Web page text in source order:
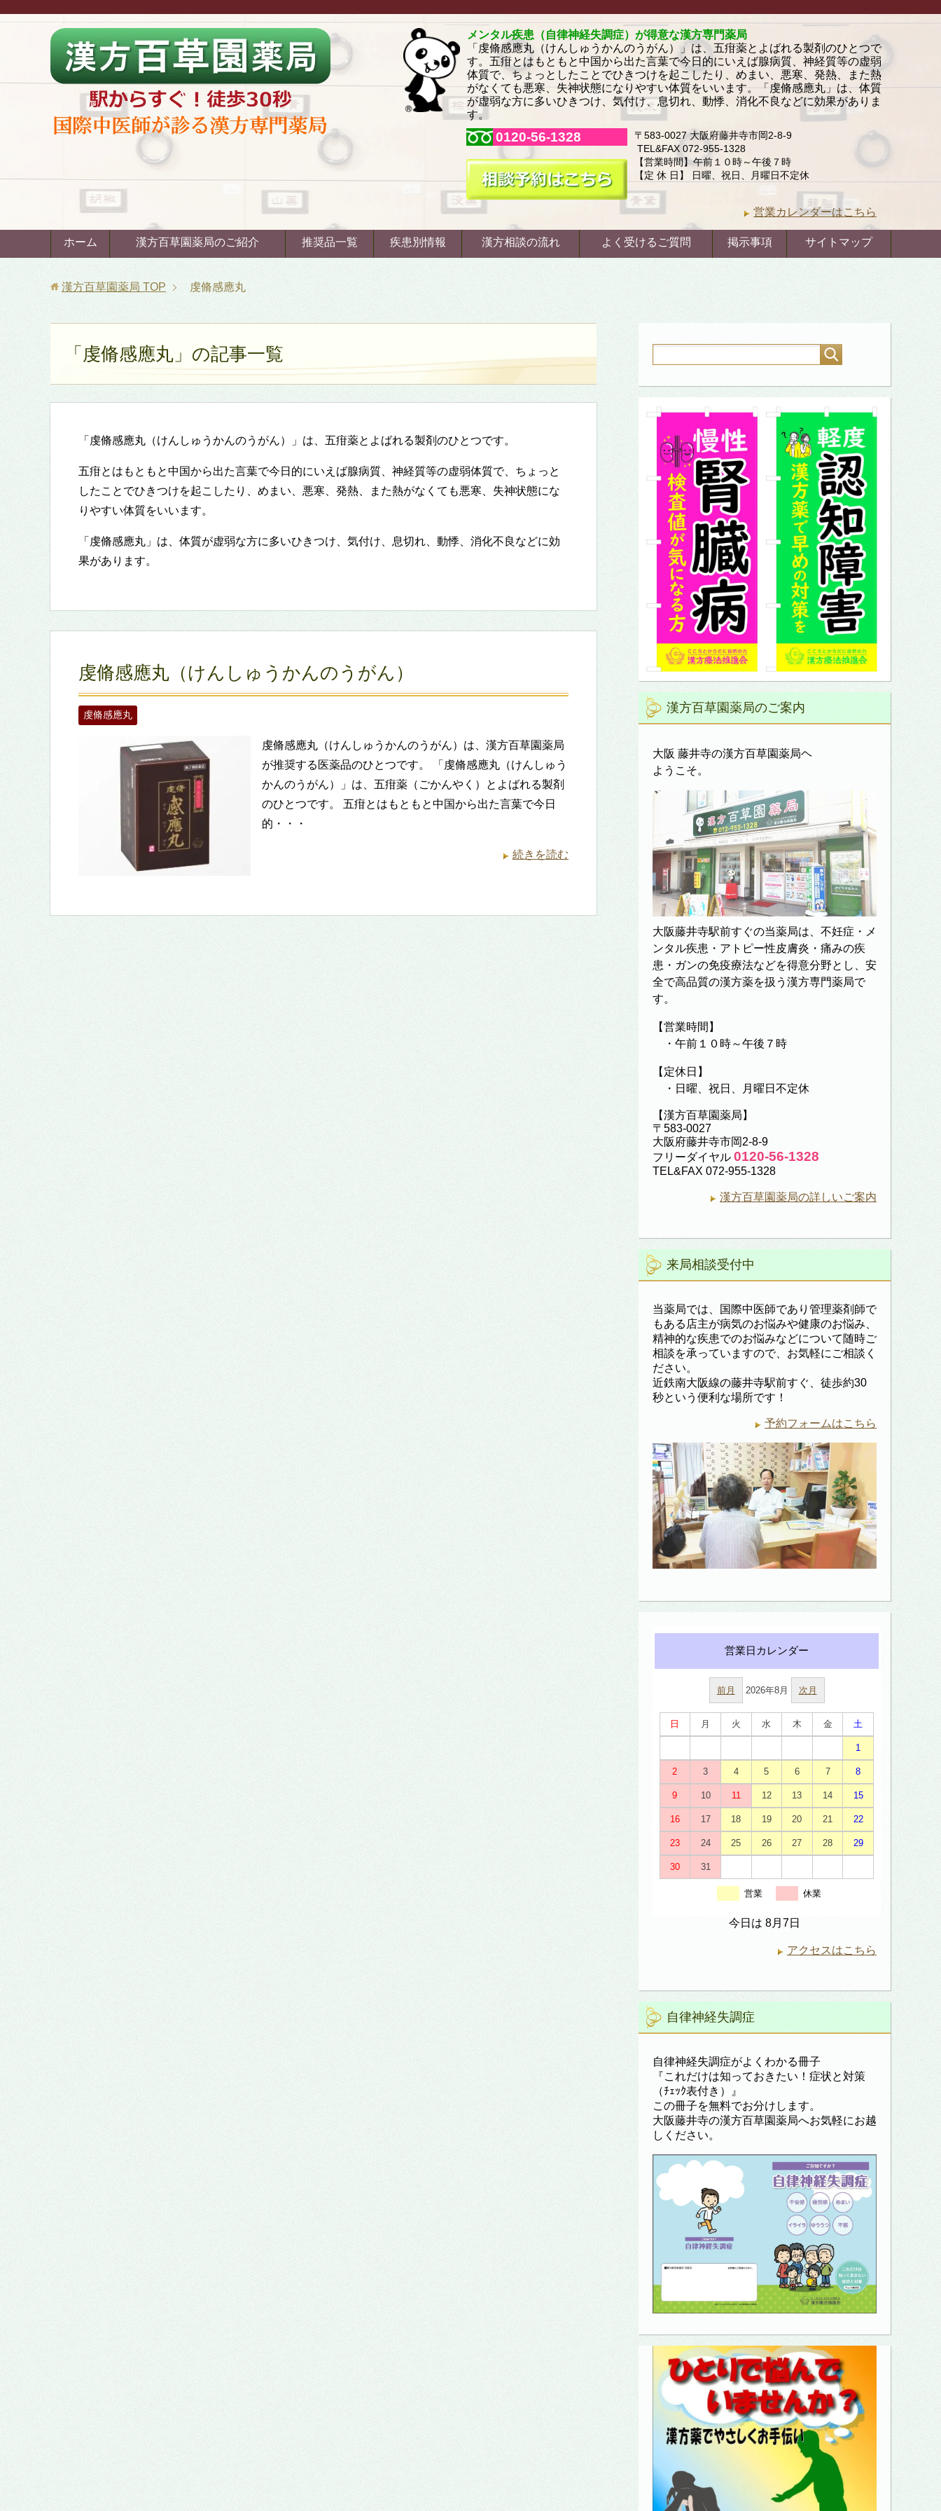
メンタル疾患（自律神経失調症）が得意な漢方専門薬局
「虔脩感應丸（けんしゅうかんのうがん）」は、五疳薬とよばれる製剤のひとつで
す。五疳とはもともと中国から出た言葉で今日的にいえば腺病質、神経質等の虚弱
体質で、ちょっとしたことでひきつけを起こしたり、めまい、悪寒、発熱、また熱
がなくても悪寒、失神状態になりやすい体質をいいます。「虔脩感應丸」は、体質
が虚弱な方に多いひきつけ、気付け、息切れ、動悸、消化不良などに効果がありま
す。
0120-56-1328
〒583-0027 大阪府藤井寺市岡2-8-9
TEL&FAX 072-955-1328
【営業時間】午前１０時～午後７時
【定 休 日】 日曜、祝日、月曜日不定休
営業カレンダーはこちら
ホーム 漢方百草園薬局のご紹介 推奨品一覧 疾患別情報 漢方相談の流れ よく受けるご質問 掲示事項 サイトマップ
漢方百草園薬局 TOP 虔脩感應丸
「虔脩感應丸」の記事一覧
「虔脩感應丸（けんしゅうかんのうがん）」は、五疳薬とよばれる製剤のひとつです。
五疳とはもともと中国から出た言葉で今日的にいえば腺病質、神経質等の虚弱体質で、ちょっと
したことでひきつけを起こしたり、めまい、悪寒、発熱、また熱がなくても悪寒、失神状態にな
りやすい体質をいいます。
「虔脩感應丸」は、体質が虚弱な方に多いひきつけ、気付け、息切れ、動悸、消化不良などに効
果があります。
虔脩感應丸（けんしゅうかんのうがん）
虔脩感應丸
虔脩感應丸（けんしゅうかんのうがん）は、漢方百草園薬局
が推奨する医薬品のひとつです。 「虔脩感應丸（けんしゅう
かんのうがん）」は、五疳薬（ごかんやく）とよばれる製剤
のひとつです。 五疳とはもともと中国から出た言葉で今日
的・・・
続きを読む
漢方百草園薬局のご案内
大阪 藤井寺の漢方百草園薬局ヘ
ようこそ。
大阪藤井寺駅前すぐの当薬局は、不妊症・メ
ンタル疾患・アトピー性皮膚炎・痛みの疾
患・ガンの免疫療法などを得意分野とし、安
全で高品質の漢方薬を扱う漢方専門薬局で
す。
【営業時間】
・午前１０時～午後７時
【定休日】
・日曜、祝日、月曜日不定休
【漢方百草園薬局】
〒583-0027
大阪府藤井寺市岡2-8-9
フリーダイヤル 0120-56-1328
TEL&FAX 072-955-1328
漢方百草園薬局の詳しいご案内
来局相談受付中
当薬局では、国際中医師であり管理薬剤師で
もある店主が病気のお悩みや健康のお悩み、
精神的な疾患でのお悩みなどについて随時ご
相談を承っていますので、お気軽にご相談く
ださい。
近鉄南大阪線の藤井寺駅前すぐ、徒歩約30
秒という便利な場所です！
予約フォームはこちら
前月 2026年8月 次月
日 月 火 水 木 金 土
1
2 3 4 5 6 7 8
9 10 11 12 13 14 15
16 17 18 19 20 21 22
23 24 25 26 27 28 29
30 31
営業 休業
今日は 8月7日
アクセスはこちら
自律神経失調症
自律神経失調症がよくわかる冊子
『これだけは知っておきたい！症状と対策
（ﾁｪｯｸ表付き）』
この冊子を無料でお分けします。
大阪藤井寺の漢方百草園薬局へお気軽にお越
しください。